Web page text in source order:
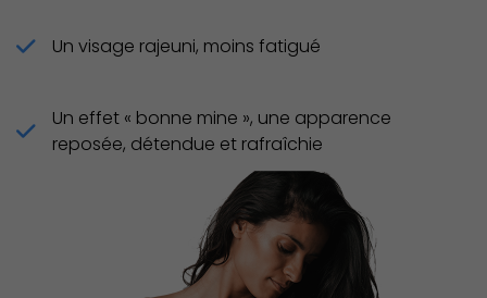
Un visage rajeuni, moins fatigué
Un effet « bonne mine », une apparence
reposée, détendue et rafraîchie